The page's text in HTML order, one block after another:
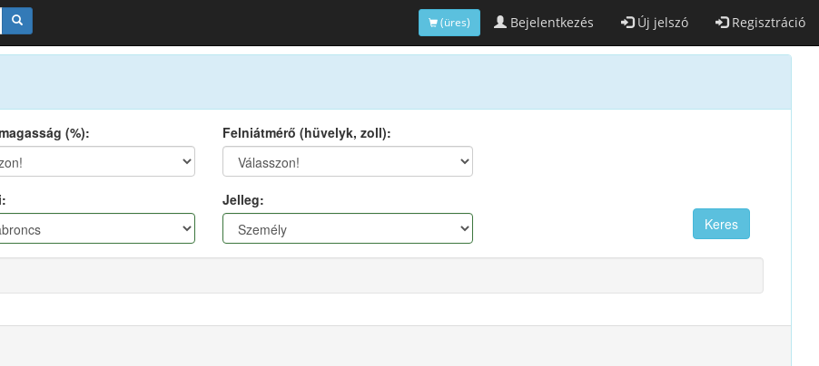
Bejelentkezés Új jelszó Regisztráció
(üres)
(%): Felniátmérő (hüvelyk, zoll):
Jelleg: